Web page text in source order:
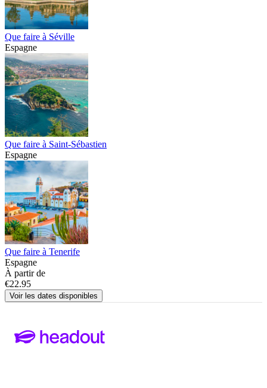
Que faire à Séville
Espagne
Que faire à Saint-Sébastien
Espagne
Que faire à Tenerife
Espagne
À partir de
€22.95
Voir les dates disponibles